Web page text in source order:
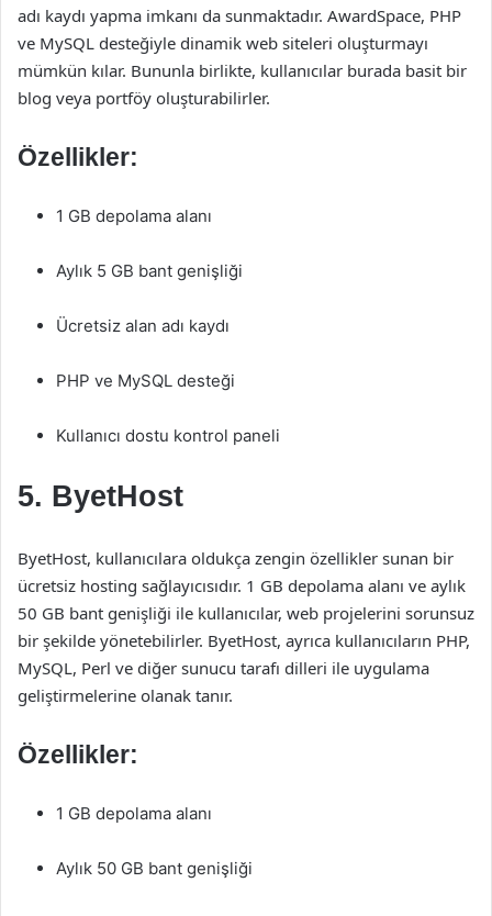
adı kaydı yapma imkanı da sunmaktadır. AwardSpace, PHP
ve MySQL desteğiyle dinamik web siteleri oluşturmayı
mümkün kılar. Bununla birlikte, kullanıcılar burada basit bir
blog veya portföy oluşturabilirler.
Özellikler:
1 GB depolama alanı
Aylık 5 GB bant genişliği
Ücretsiz alan adı kaydı
PHP ve MySQL desteği
Kullanıcı dostu kontrol paneli
5. ByetHost
ByetHost, kullanıcılara oldukça zengin özellikler sunan bir
ücretsiz hosting sağlayıcısıdır. 1 GB depolama alanı ve aylık
50 GB bant genişliği ile kullanıcılar, web projelerini sorunsuz
bir şekilde yönetebilirler. ByetHost, ayrıca kullanıcıların PHP,
MySQL, Perl ve diğer sunucu tarafı dilleri ile uygulama
geliştirmelerine olanak tanır.
Özellikler:
1 GB depolama alanı
Aylık 50 GB bant genişliği